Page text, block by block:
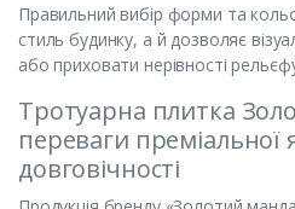
Правильний вибір форми та
стиль будинку, а й дозволяє
або приховати нерівності
Тротуарна плитка
переваги преміальної
довговічності